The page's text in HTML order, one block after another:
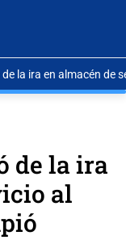
la ira en almacén de
de la ira
al